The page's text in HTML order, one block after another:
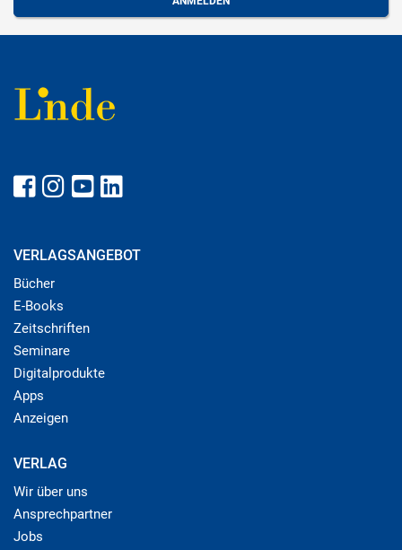
VERLAGSANGEBOT
Bücher
E-Books
Zeitschriften
Seminare
Digitalprodukte
Apps
Anzeigen
VERLAG
Wir über uns
Ansprechpartner
Jobs